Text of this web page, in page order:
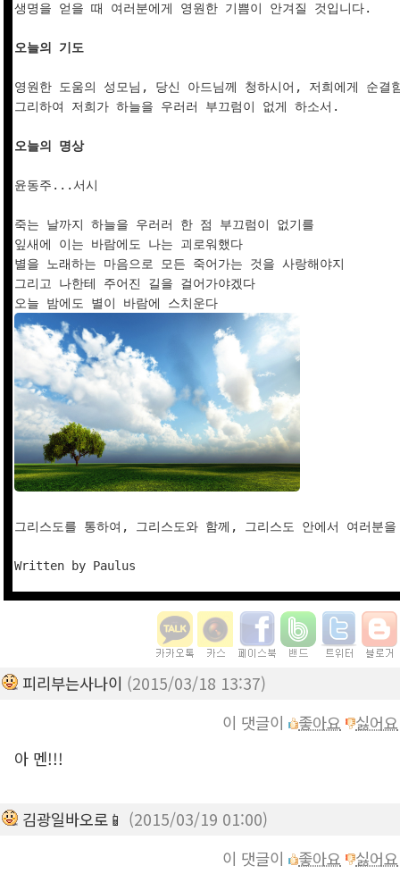
생명을 얻을 때 여러분에게 영원한 기쁨이 안겨질 것입니다.
오늘의 기도
영원한 도움의 성모님, 당신 아드님께 청하시어, 저희에게 순결
그리하여 저희가 하늘을 우러러 부끄럼이 없게 하소서.
오늘의 명상
윤동주...서시
죽는 날까지 하늘을 우러러 한 점 부끄럼이 없기를
잎새에 이는 바람에도 나는 괴로워했다
별을 노래하는 마음으로 모든 죽어가는 것을 사랑해야지
그리고 나한테 주어진 길을 걸어가야겠다
그리스도를 통하여, 그리스도와 함께, 그리스도 안에서 여러분
피리부는사나이 (2015/03/18 13:37)
이 댓글이
좋아요
싫어요
아 멘!!!
김광일바오로📱 (2015/03/19 01:00)
이 댓글이
좋아요 싫어요